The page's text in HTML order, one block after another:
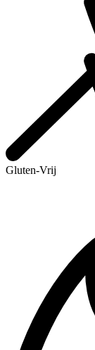
Gluten-Vrij